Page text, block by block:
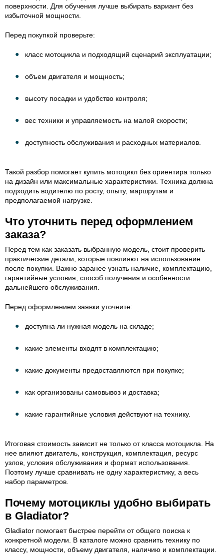
поверхности. Для обучения лучше выбирать вариант без
избыточной мощности.
Перед покупкой проверьте:
класс мотоцикла и подходящий сценарий эксплуатации;
объем двигателя и мощность;
высоту посадки и удобство контроля;
вес техники и управляемость на малой скорости;
доступность обслуживания и расходных материалов.
Такой разбор помогает купить мотоцикл без ориентира только
на дизайн или максимальные характеристики. Техника должна
подходить водителю по росту, опыту, маршрутам и
предполагаемой нагрузке.
Что уточнить перед оформлением
заказа?
Перед тем как заказать выбранную модель, стоит проверить
практические детали, которые повлияют на использование
после покупки. Важно заранее узнать наличие, комплектацию,
гарантийные условия, способ получения и особенности
дальнейшего обслуживания.
Перед оформлением заявки уточните:
доступна ли нужная модель на складе;
какие элементы входят в комплектацию;
какие документы предоставляются при покупке;
как организованы самовывоз и доставка;
какие гарантийные условия действуют на технику.
Итоговая стоимость зависит не только от класса мотоцикла. На
нее влияют двигатель, конструкция, комплектация, ресурс
узлов, условия обслуживания и формат использования.
Поэтому лучше сравнивать не одну характеристику, а весь
набор параметров.
Почему мотоциклы удобно выбирать
в Gladiator?
Gladiator помогает быстрее перейти от общего поиска к
конкретной модели. В каталоге можно сравнить технику по
классу, мощности, объему двигателя, наличию и комплектации.